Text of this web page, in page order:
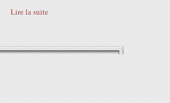
Lire la suite